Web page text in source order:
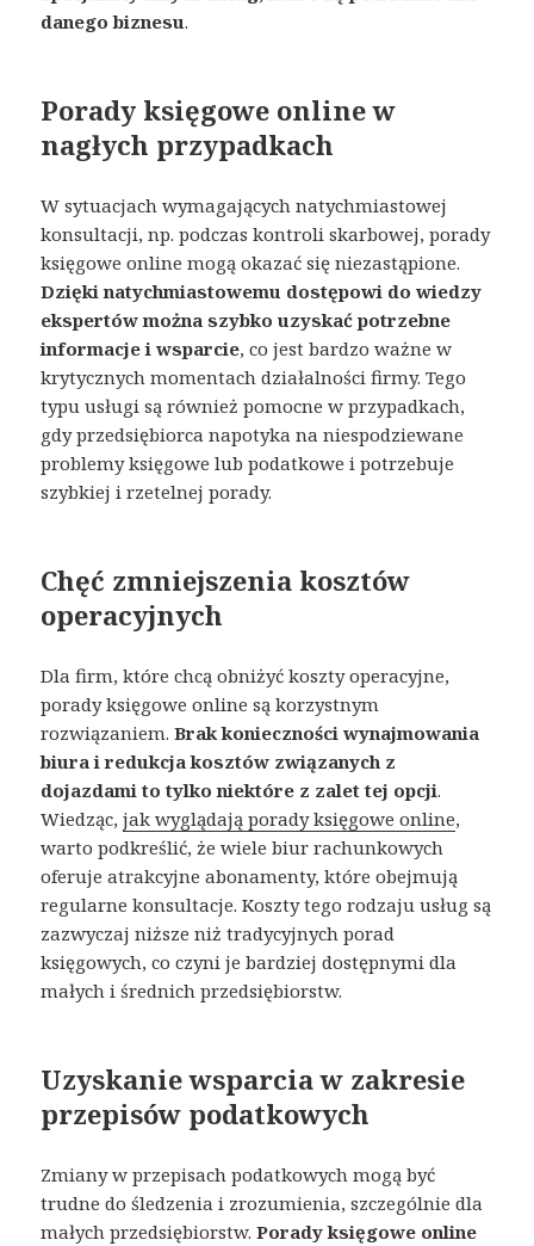
danego biznesu​.
Porady księgowe online w
nagłych przypadkach
W sytuacjach wymagających natychmiastowej
konsultacji, np. podczas kontroli skarbowej, porady
księgowe online mogą okazać się niezastąpione.
Dzięki natychmiastowemu dostępowi do wiedzy
ekspertów można szybko uzyskać potrzebne
informacje i wsparcie, co jest bardzo ważne w
krytycznych momentach działalności firmy. Tego
typu usługi są również pomocne w przypadkach,
gdy przedsiębiorca napotyka na niespodziewane
problemy księgowe lub podatkowe i potrzebuje
szybkiej i rzetelnej porady​.
Chęć zmniejszenia kosztów
operacyjnych
Dla firm, które chcą obniżyć koszty operacyjne,
porady księgowe online są korzystnym
rozwiązaniem.Brak konieczności wynajmowania
biura i redukcja kosztów związanych z
dojazdami to tylko niektóre z zalet tej opcji.
Wiedząc,jak wyglądają porady księgowe online,
warto podkreślić, że wiele biur rachunkowych
oferuje atrakcyjne abonamenty, które obejmują
regularne konsultacje. Koszty tego rodzaju usług są
zazwyczaj niższe niż tradycyjnych porad
księgowych, co czyni je bardziej dostępnymi dla
małych i średnich przedsiębiorstw​​.
Uzyskanie wsparcia w zakresie
przepisów podatkowych
Zmiany w przepisach podatkowych mogą być
trudne do śledzenia i zrozumienia, szczególnie dla
małych przedsiębiorstw.Porady księgowe online